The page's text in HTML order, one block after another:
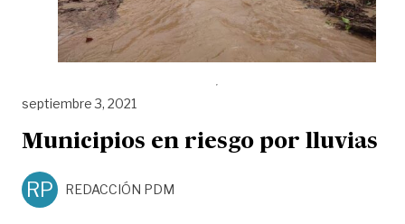
septiembre 3, 2021
Municipios en riesgo por lluvias
RP REDACCIÓN PDM